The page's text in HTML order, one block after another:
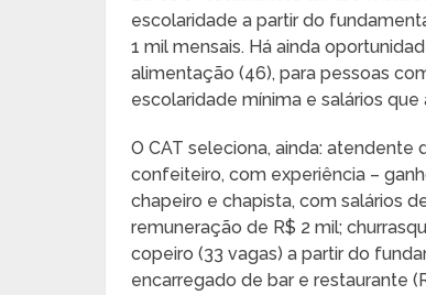
escolaridade a partir do
1 mil mensais. Há ainda
alimentação (46), para pessoas
escolaridade mínima e salários que
O CAT seleciona, ainda: atendente
confeiteiro, com experiência –
chapeiro e chapista, com salários
remuneração de R$ 2 mil;
copeiro (33 vagas) a partir do
encarregado de bar e restaurante